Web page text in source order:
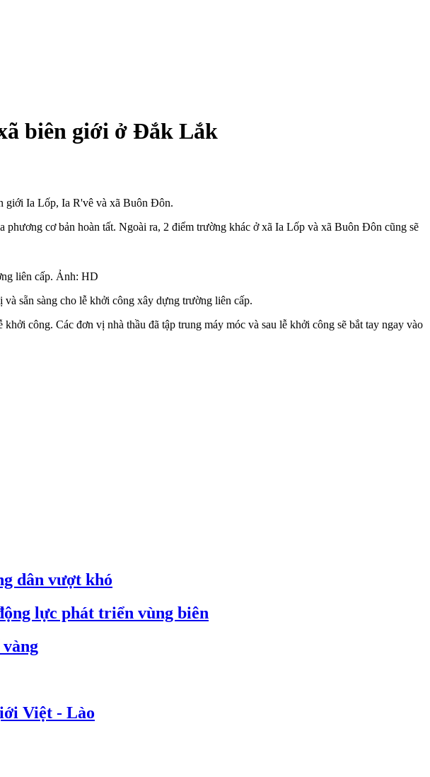
biên giới ở Đắk Lắk
giới Ia Lốp, Ia R'vê và xã Buôn Đôn.
cơ bản hoàn tất. Ngoài ra, 2 điểm trường khác ở xã Ia Lốp và xã Buôn Đôn cũng sẽ
liên cấp. Ảnh: HD
sẵn sàng cho lễ khởi công xây dựng trường liên cấp.
công. Các đơn vị nhà thầu đã tập trung máy móc và sau lễ khởi công sẽ bắt tay ngay vào
dân vượt khó
lực phát triển vùng biên
Việt - Lào